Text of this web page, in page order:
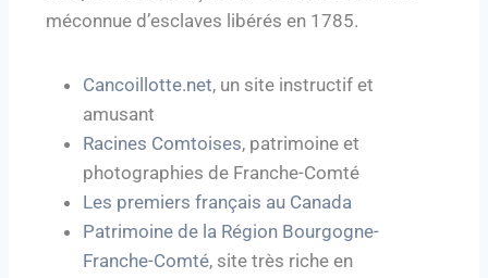
méconnue d’esclaves libérés en 1785.
Cancoillotte.net, un site instructif et
amusant
Racines Comtoises, patrimoine et
photographies de Franche-Comté
Les premiers français au Canada
Patrimoine de la Région Bourgogne-
Franche-Comté, site très riche en